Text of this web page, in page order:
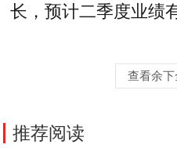
长，预计二季度业绩
查看余下
推荐阅读